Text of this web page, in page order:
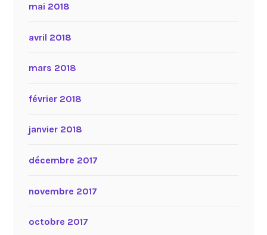
mai 2018
avril 2018
mars 2018
février 2018
janvier 2018
décembre 2017
novembre 2017
octobre 2017